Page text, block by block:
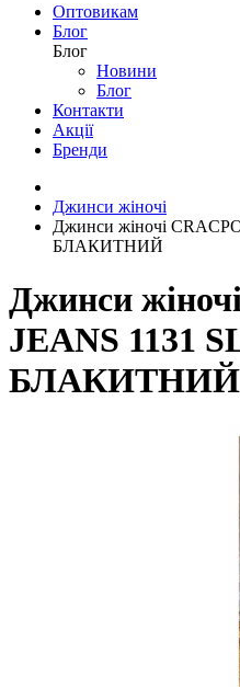
Оптовикам
Блог
Блог
Новини
Блог
Контакти
Акції
Бренди
Джинси жіночі
Джинси жіночі
БЛАКИТНИЙ
Джинси
JEANS 1131
БЛАКИТНИЙ